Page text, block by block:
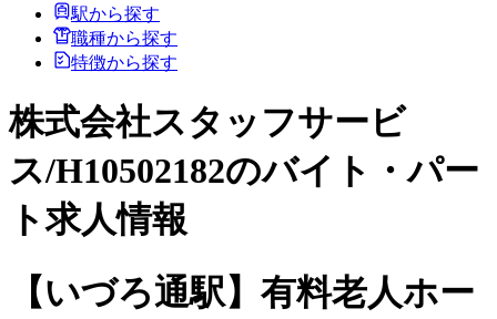
駅から探す
職種から探す
特徴から探す
株式会社スタッフサービ
ス/H10502182のバイト・パー
ト求人情報
【いづろ通駅】有料老人ホー